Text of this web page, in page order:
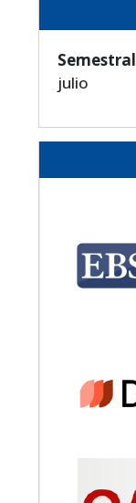
Semestral
julio